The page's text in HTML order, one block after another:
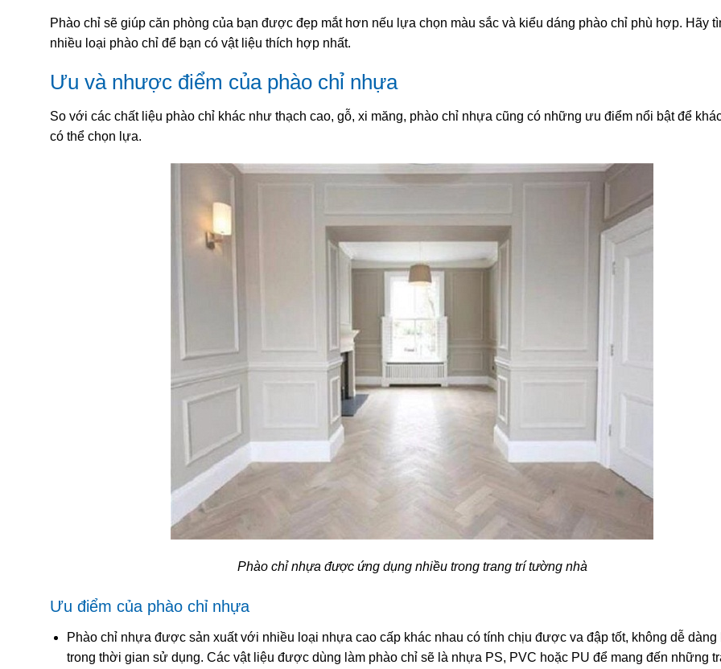
Phào chỉ sẽ giúp căn phòng của bạn được đẹp mắt hơn nếu lựa chọn màu sắc và kiểu dáng phào chỉ phù hợp. Hãy
nhiều loại phào chỉ để bạn có vật liệu thích hợp nhất.
Ưu và nhược điểm của phào chỉ nhựa
So với các chất liệu phào chỉ khác như thạch cao, gỗ, xi măng, phào chỉ nhựa cũng có những ưu điểm nổi bật để
có thể chọn lựa.
Phào chỉ nhựa được ứng dụng nhiều trong trang trí tường nhà
Ưu điểm của phào chỉ nhựa
Phào chỉ nhựa được sản xuất với nhiều loại nhựa cao cấp khác nhau có tính chịu được va đập tốt, không dễ dàng
trong thời gian sử dụng. Các vật liệu được dùng làm phào chỉ sẽ là nhựa PS, PVC hoặc PU để mang đến những